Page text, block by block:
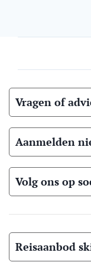
Vragen of
Aanmelden
Volg ons op
Reisaanbod